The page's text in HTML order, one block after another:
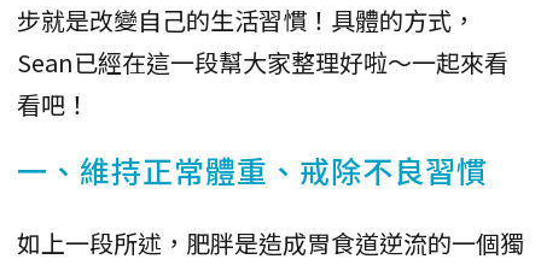
步就是改變自己的生活習慣！具體的方式，
Sean已經在這一段幫大家整理好啦～一起來看
看吧！
一、維持正常體重、戒除不良習慣
如上一段所述，肥胖是造成胃食道逆流的一個獨